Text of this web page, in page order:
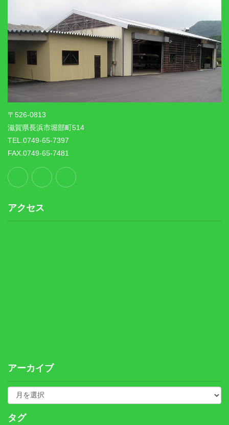
〒526-0813
滋賀県長浜市堀部町514
TEL.0749-65-7397
FAX.0749-65-7481
アクセス
アーカイブ
タグ